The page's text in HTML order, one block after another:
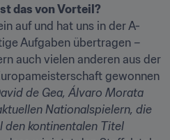
das von Vorteil?
auf und hat uns in der A-
Aufgaben übertragen –
auch vielen anderen aus der
gewonnen
de Gea, Álvaro Morata
Nationalspielern, die
den kontinentalen Titel